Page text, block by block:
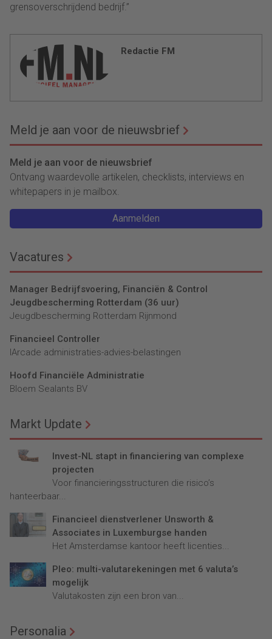
grensoverschrijdend bedrijf.”
Redactie FM
Meld je aan voor de nieuwsbrief
Meld je aan voor de nieuwsbrief
Ontvang waardevolle artikelen, checklists, interviews en
whitepapers in je mailbox.
Aanmelden
Vacatures
Manager Bedrijfsvoering, Financiën & Control
Jeugdbescherming Rotterdam (36 uur)
Jeugdbescherming Rotterdam Rijnmond
Financieel Controller
lArcade administraties-advies-belastingen
Hoofd Financiële Administratie
Bloem Sealants BV
Markt Update
Invest-NL stapt in financiering van complexe
projecten
Voor financieringsstructuren die risico’s
hanteerbaar...
Financieel dienstverlener Unsworth &
Associates in Luxemburgse handen
Het Amsterdamse kantoor heeft licenties...
Pleo: multi-valutarekeningen met 6 valuta’s
mogelijk
Valutakosten zijn een bron van...
Personalia